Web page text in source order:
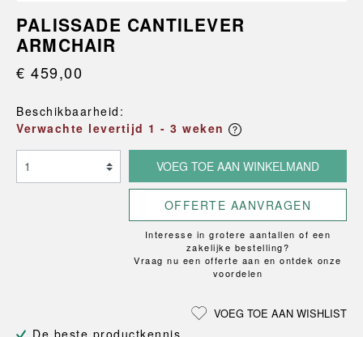
PALISSADE CANTILEVER
ARMCHAIR
€ 459,00
Beschikbaarheid:
Verwachte levertijd 1 - 3 weken
VOEG TOE AAN WINKELMAND
OFFERTE AANVRAGEN
Interesse in grotere aantallen of een
zakelijke bestelling?
Vraag nu een offerte aan en ontdek onze
voordelen
VOEG TOE AAN WISHLIST
De beste productkennis